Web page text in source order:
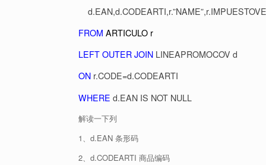
FROM ARTICULO r
LEFT OUTER JOIN LINEAPROMOCOV d
ON r.CODE=d.CODEARTI
WHERE d.EAN IS NOT NULL
解读一下列
1、d.EAN 条形码
2、d.CODEARTI 商品编码